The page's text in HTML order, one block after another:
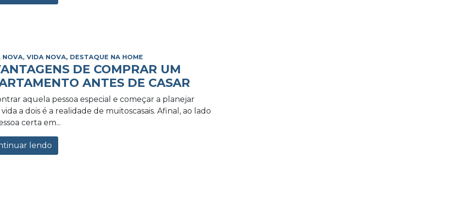
NOVA, VIDA NOVA, DESTAQUE NA HOME
DE COMPRAR UM
ANTES DE CASAR
aquela pessoa especial e começar a planejar
a dois é a realidade de muitoscasais. Afinal, ao lado
certa em...
lendo